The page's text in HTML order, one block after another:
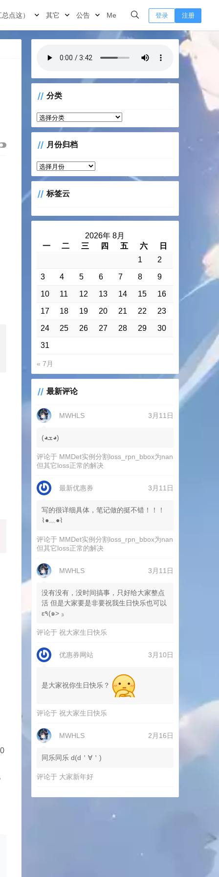
点这） 其它 公告 Me 登录 注册
分类
分
类
月份归档
月
份
档 标签云
2026年 8月
一
二 三 四 五 六
日
1
2
3 4 5 6 7 8 9
10 11 12 13 14 15 16
17 18 19 20 21 22 23
24 25 26 27 28 29 30
31
« 7月
最新评论
MWHLS 3月11日
(◕ܫ◕)
评论于 MMDet实例分割loss_rpn_bbox为nan
但其它loss正常的解决
最新优惠券 3月11日
写的很详细具体，笔记做的挺不错！！！
⌇●﹏●⌇
评论于 MMDet实例分割loss_rpn_bbox为nan
但其它loss正常的解决
MWHLS 3月11日
没有没有，没时间搞事，只好给大家整点
活 但是大家要是非要祝我生日快乐也可以
ε٩(๑> ₃
评论于祝大家生日快乐
优惠券网站 3月10日
是大家祝你生日快乐？
评论于祝大家生日快乐
MWHLS 2月16日
同乐同乐 d(d＇∀＇)
评论于 大家新年好